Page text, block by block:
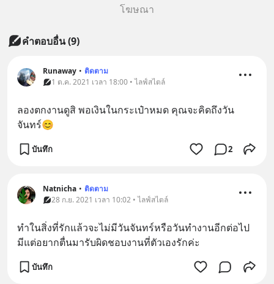
โฆษณา
คำตอบอื่น(9)
Runaway • ติดตาม
1 ต.ค. 2021 เวลา 18:00 • ไลฟ์สไตล์
ลองตกงานดูสิ พอเงินในกระเป๋าหมด คุณจะคิดถึงวัน
จันทร์😊
บันทึก 2
Natnicha • ติดตาม
28 ก.ย. 2021 เวลา 10:02 • ไลฟ์สไตล์
ทำในสิ่งที่รักแล้วจะไม่มีวันจันทร์หรือวันทำงานอีกต่อไป
มีแต่อยากตื่นมารับผิดชอบงานที่ตัวเองรักค่ะ
บันทึก